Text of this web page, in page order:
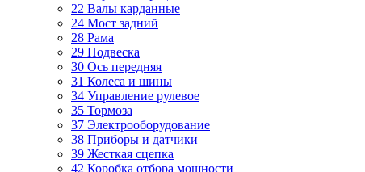
22 Валы карданные
24 Мост задний
28 Рама
29 Подвеска
30 Ось передняя
31 Колеса и шины
34 Управление рулевое
35 Тормоза
37 Электрооборудование
38 Приборы и датчики
39 Жесткая сцепка
42 Коробка отбора мощности